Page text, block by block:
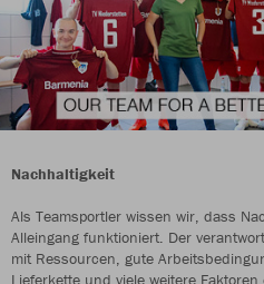
Nachhaltigkeit
Als Teamsportler wissen wir, dass
Alleingang funktioniert. Der
mit Ressourcen, gute
Lieferkette und viele weitere